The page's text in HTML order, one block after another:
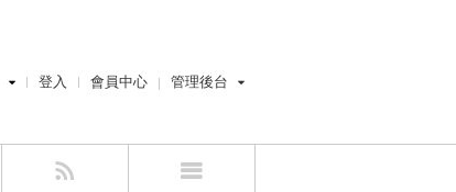
登入 會員中心 管理後台
屋主管理後台